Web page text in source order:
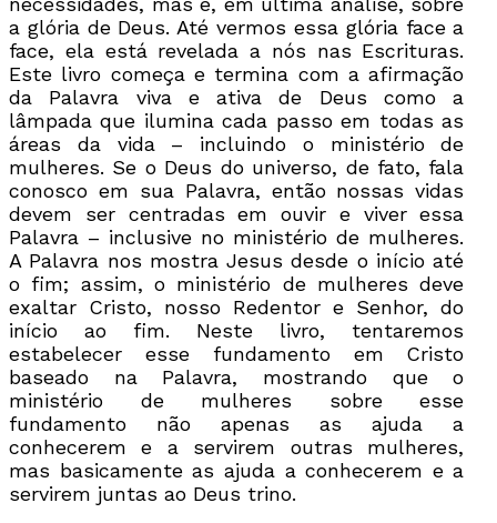
a glória de Deus. Até vermos essa glória face a
face, ela está revelada a nós nas Escrituras.
Este livro começa e termina com a afirmação
da Palavra viva e ativa de Deus como a
lâmpada que ilumina cada passo em todas as
áreas da vida – incluindo o ministério de
mulheres. Se o Deus do universo, de fato, fala
conosco em sua Palavra, então nossas vidas
devem ser centradas em ouvir e viver essa
Palavra – inclusive no ministério de mulheres.
A Palavra nos mostra Jesus desde o início até
o fim; assim, o ministério de mulheres deve
exaltar Cristo, nosso Redentor e Senhor, do
início ao fim. Neste livro, tentaremos
estabelecer esse fundamento em Cristo
baseado na Palavra, mostrando que o
ministério de mulheres sobre esse
fundamento não apenas as ajuda a
conhecerem e a servirem outras mulheres,
mas basicamente as ajuda a conhecerem e a
servirem juntas ao Deus trino.